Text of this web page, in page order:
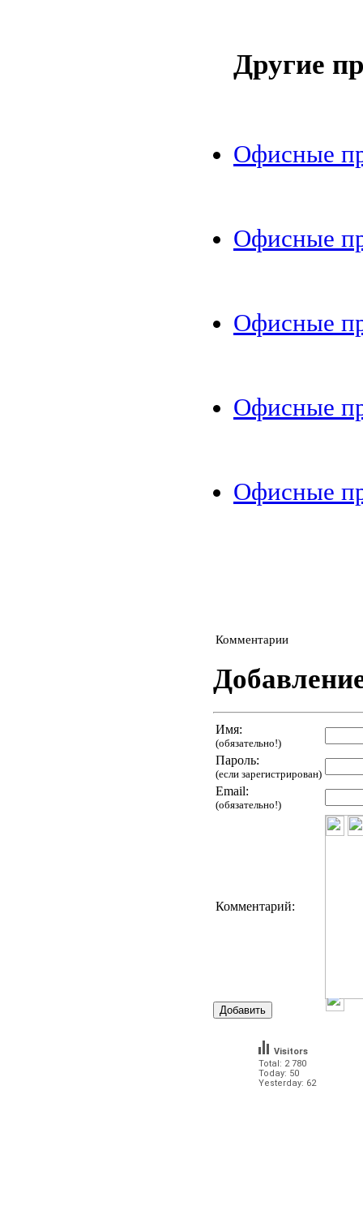
Другие
Офисные
Офисные
Офисные
Офисные
Офисные
Комментарии
Имя:
(обязательно!)
Пароль:
(если зарегистрирован)
Email:
(обязательно!)
Комментарий:
Total: 2 780
Today: 50
Yesterday: 62
Visitors